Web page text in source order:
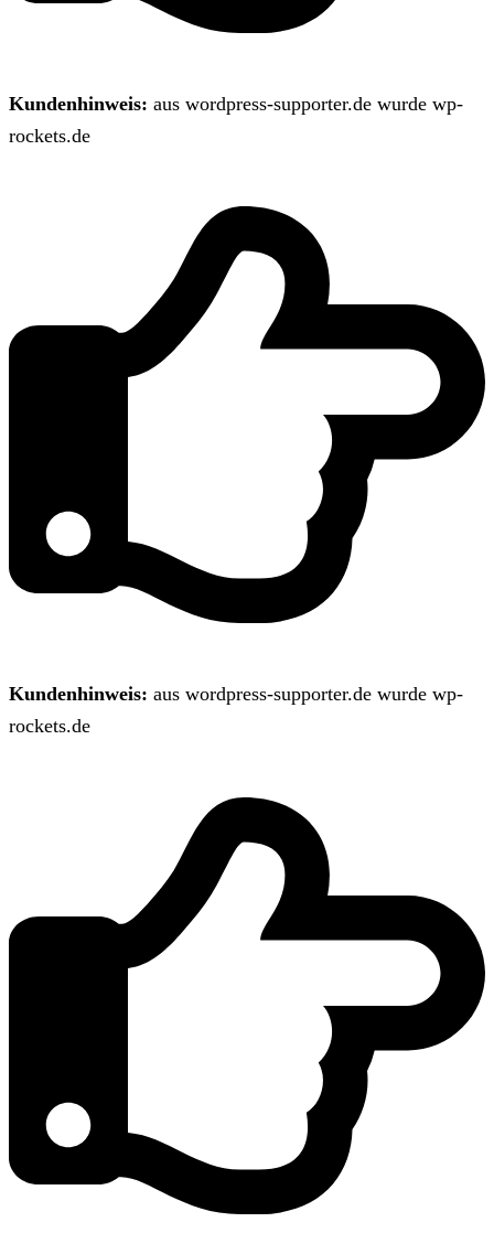
Kundenhinweis: aus wordpress-supporter.de wurde wp-
rockets.de
Kundenhinweis: aus wordpress-supporter.de wurde wp-
rockets.de